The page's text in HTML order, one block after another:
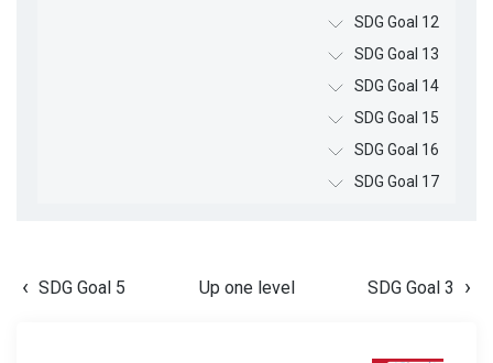
SDG Goal 12
SDG Goal 13
SDG Goal 14
SDG Goal 15
SDG Goal 16
SDG Goal 17
SDG Goal 3
Up one level
SDG Goal 5